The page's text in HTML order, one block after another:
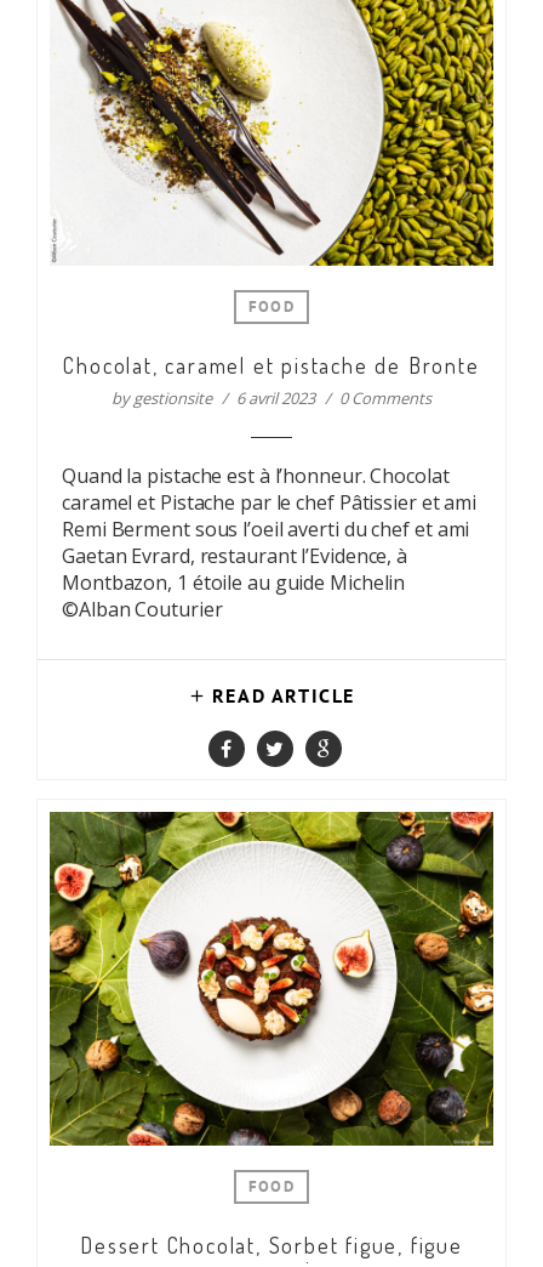
FOOD
Chocolat, caramel et pistache de Bronte
bygestionsite 6 avril 2023 0 Comments
Quand la pistache est à l’honneur. Chocolat
caramel et Pistache par le chef Pâtissier et ami
Remi Berment sous l’oeil averti du chef et ami
Gaetan Evrard, restaurant l’Evidence, à
Montbazon, 1 étoile au guide Michelin
©Alban Couturier
READ ARTICLE
FOOD
Dessert Chocolat, Sorbet figue, figue